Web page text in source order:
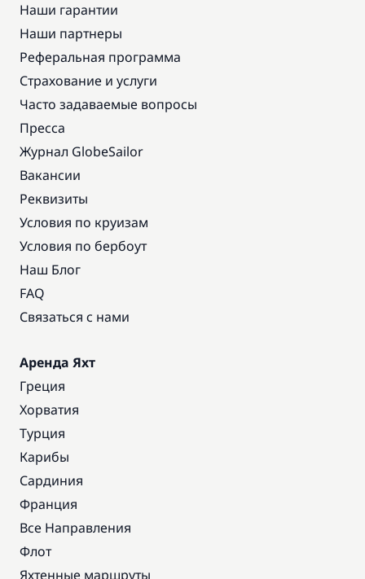
Наши гарантии
Наши партнеры
Реферальная программа
Страхование и услуги
Часто задаваемые вопросы
Пресса
Журнал GlobeSailor
Вакансии
Реквизиты
Условия по круизам
Условия по бербоут
Наш Блог
FAQ
Связаться с нами
Аренда Яхт
Греция
Хорватия
Турция
Карибы
Сардиния
Франция
Все Направления
Флот
Яхтенные маршруты